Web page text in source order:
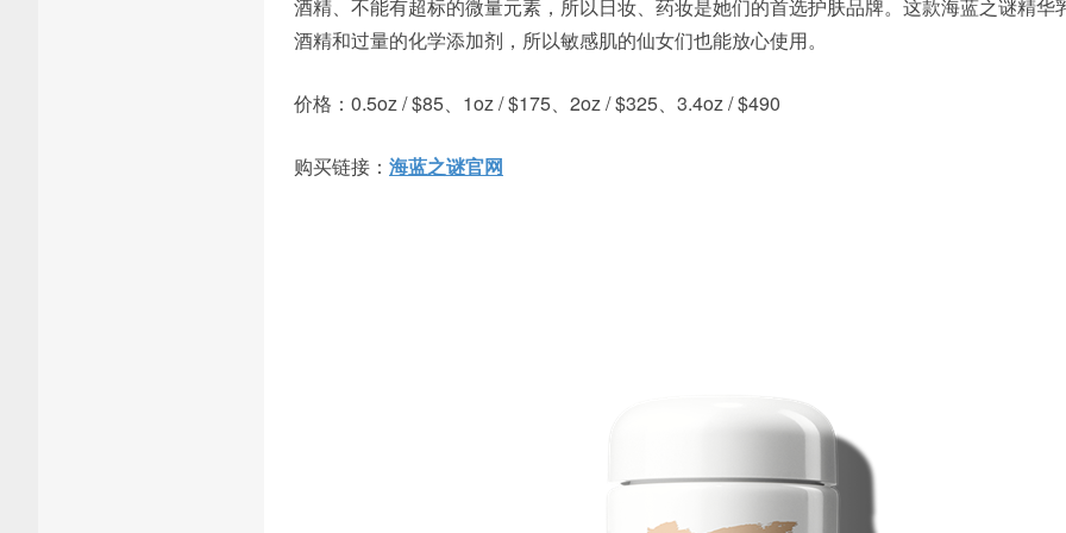
酒精、不能有超标的微量元素，所以日妆、药妆是她们的首选护肤品牌。这款海蓝之谜精华
酒精和过量的化学添加剂，所以敏感肌的仙女们也能放心使用。
价格：0.5oz / $85、1oz / $175、2oz / $325、3.4oz / $490
购买链接： 海蓝之谜官网